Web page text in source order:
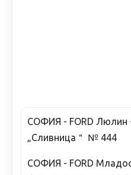
СОФИЯ - FORD Люлин
„Сливница＂ № 444
СОФИЯ - FORD